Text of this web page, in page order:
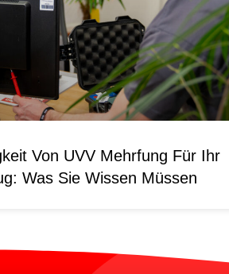
Von UVV Mehrfung Für Ihr
Was Sie Wissen Müssen